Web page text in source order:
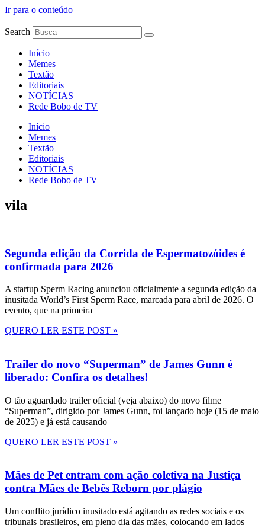
Ir para o conteúdo
Search
Início
Memes
Textão
Editoriais
NOTÍCIAS
Rede Bobo de TV
Início
Memes
Textão
Editoriais
NOTÍCIAS
Rede Bobo de TV
vila
Segunda edição da Corrida de Espermatozóides é
confirmada para 2026
A startup Sperm Racing anunciou oficialmente a segunda edição da
inusitada World’s First Sperm Race, marcada para abril de 2026. O
evento, que na primeira
QUERO LER ESTE POST »
Trailer do novo “Superman” de James Gunn é
liberado: Confira os detalhes!
O tão aguardado trailer oficial (veja abaixo) do novo filme
“Superman”, dirigido por James Gunn, foi lançado hoje (15 de maio
de 2025) e já está causando
QUERO LER ESTE POST »
Mães de Pet entram com ação coletiva na Justiça
contra Mães de Bebês Reborn por plágio
Um conflito jurídico inusitado está agitando as redes sociais e os
tribunais brasileiros, em pleno dia das mães, colocando em lados